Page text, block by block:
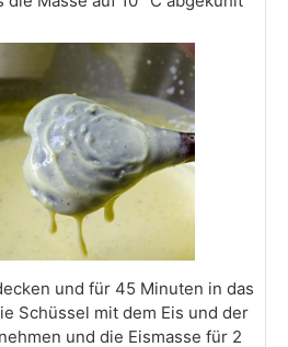
und für 45 Minuten in das
Schüssel mit dem Eis und der
und die Eismasse für 2